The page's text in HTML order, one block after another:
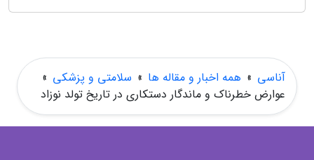
آناسی » همه اخبار و مقاله ها » سلامتی و پزشکی »
عوارض خطرناک و ماندگار دستکاری در تاریخ تولد نوزاد